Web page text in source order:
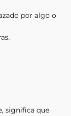
por algo o
significa que